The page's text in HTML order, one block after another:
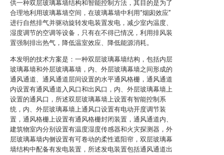
供一种双层玻璃幕墙结构和智能控制方法，其目的是为了
合理地利用玻璃幕墙空间，在玻璃幕墙中利用“烟囱效应”
进行自然排气并驱动旋转发电装置发电，减少室内温度、
湿度调节的空调等设备，只有在不得已情况，利用排风装
置强制排出热气，降低温室效应、降低能源消耗。
本发明的技术方案是：一种双层玻璃幕墙结构，包括内层
玻璃幕墙和外层玻璃幕墙，内、外层玻璃幕墙之间形成的
通风通道、通风通道层间设置的水平通风格栅，通风通道
内设置有通风通道入风口和出风口，内、外层玻璃幕墙上
设置的通风口，所述双层玻璃幕墙上设置有智能控制系
统，内、外层玻璃幕墙上通风口设置有电动开度调节装
置，通风格栅上设置有通风格栅封闭装置，通风通道内、
建筑物室内分别设置有温度湿度传感器和火灾探测器，外
层玻璃幕墙内侧设置有可卷动的柔性遮阳帘，双层玻璃幕
墙结构中配备有发电装置，所述发电装置包括通风通道出